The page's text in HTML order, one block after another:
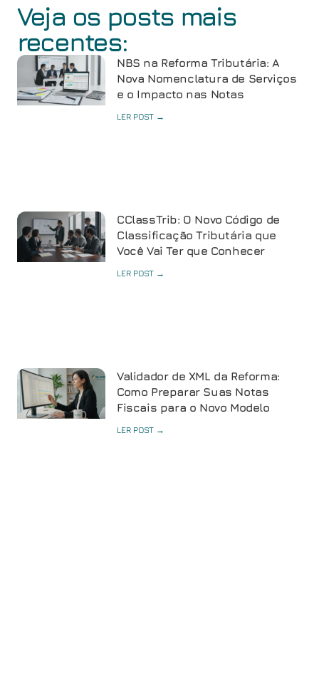
Veja os posts mais
recentes:
NBS na Reforma Tributária: A
Nova Nomenclatura de Serviços
e o Impacto nas Notas
LER POST →
CClassTrib: O Novo Código de
Classificação Tributária que
Você Vai Ter que Conhecer
LER POST →
Validador de XML da Reforma:
Como Preparar Suas Notas
Fiscais para o Novo Modelo
LER POST →